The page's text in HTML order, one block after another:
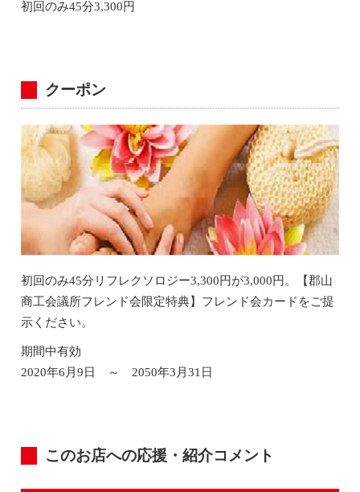
初回のみ45分3,300円
クーポン
初回のみ45分リフレクソロジー3,300円が3,000円。【郡山
商工会議所フレンド会限定特典】フレンド会カードをご提
示ください。
期間中有効
2020年6月9日 ～ 2050年3月31日
このお店への応援・紹介コメント